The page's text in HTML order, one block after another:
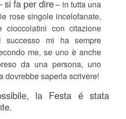
si fa per dire– in tutta una
rose singole incelofanate,
cioccolatini con citazione
successo mi ha sempre
me, se uno è anche
da una persona, uno
dovrebbe saperla scrivere!
la Festa é stata